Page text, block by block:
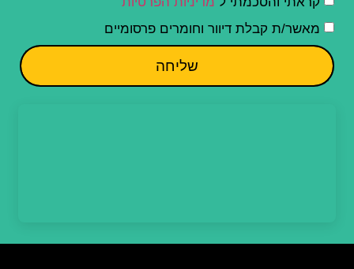
מאשר/ת קבלת דיוור וחומרים פרסומיים
שליחה